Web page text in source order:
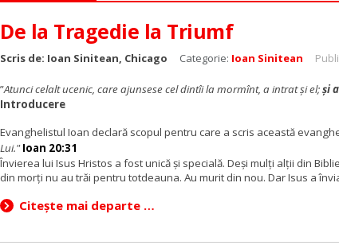
De la Tragedie la Triumf
Scris de: Ioan Sinitean, Chicago Categorie: Ioan Sinitean
”Atunci celalt ucenic, care ajunsese cel dintîi la mormînt, a intrat şi el;şi
Introducere
Evanghelistul Ioan declară scopul pentru care a scris această
Lui." Ioan 20:31
Învierea lui Isus Hristos a fost unică și specială. Deși mulți alții din
din morți nu au trăi pentru totdeauna. Au murit din nou. Dar Isus a
Citește mai departe …